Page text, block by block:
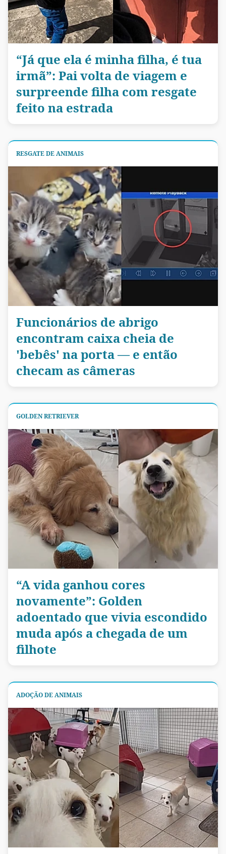
“Já que ela é minha filha, é tua
irmã”: Pai volta de viagem e
surpreende filha com resgate
feito na estrada
RESGATE DE ANIMAIS
Funcionários de abrigo
encontram caixa cheia de
'bebês' na porta — e então
checam as câmeras
GOLDEN RETRIEVER
“A vida ganhou cores
novamente”: Golden
adoentado que vivia escondido
muda após a chegada de um
filhote
ADOÇÃO DE ANIMAIS